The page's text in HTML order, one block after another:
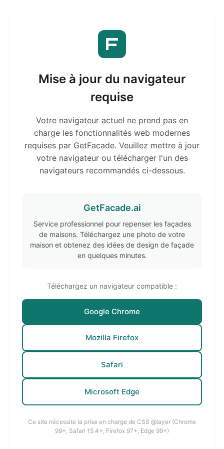
Mise à jour du navigateur
requise
Votre navigateur actuel ne prend pas en
charge les fonctionnalités web modernes
requises par GetFacade. Veuillez mettre à jour
votre navigateur ou télécharger l'un des
navigateurs recommandés ci-dessous.
GetFacade.ai
Service professionnel pour repenser les façades
de maisons. Téléchargez une photo de votre
maison et obtenez des idées de design de façade
en quelques minutes.
Téléchargez un navigateur compatible :
Google Chrome
Mozilla Firefox
Safari
Microsoft Edge
Ce site nécessite la prise en charge de CSS @layer (Chrome
99+, Safari 15.4+, Firefox 97+, Edge 99+)